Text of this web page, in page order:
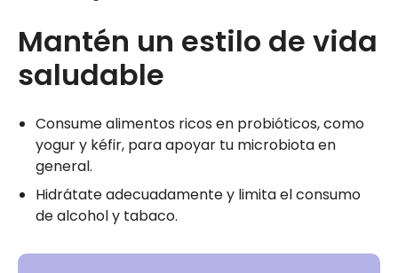
Mantén un estilo de vida
saludable
Consume alimentos ricos en probióticos, como
yogur y kéfir, para apoyar tu microbiota en
general.
Hidrátate adecuadamente y limita el consumo
de alcohol y tabaco.